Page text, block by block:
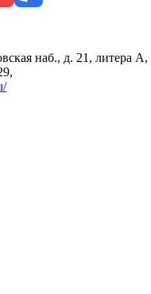
наб., д. 21, литера А,
,